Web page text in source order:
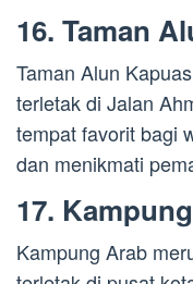
16. Taman
Taman Alun
terletak di Jalan
tempat favorit bagi
dan menikmati
17.
Kampung Arab